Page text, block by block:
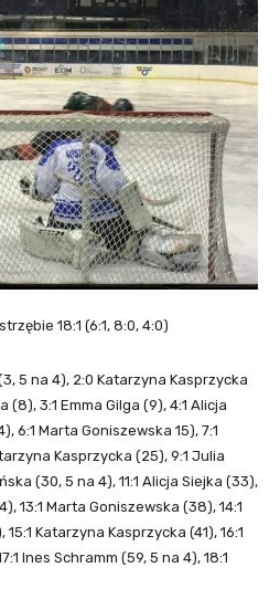
18:1 (6:1, 8:0, 4:0)
5 na 4), 2:0 Katarzyna Kasprzycka
3:1 Emma Gilga (9), 4:1 Alicja
6:1 Marta Goniszewska 15), 7:1
Kasprzycka (25), 9:1 Julia
(30, 5 na 4), 11:1 Alicja Siejka (33),
13:1 Marta Goniszewska (38), 14:1
Katarzyna Kasprzycka (41), 16:1
Ines Schramm (59, 5 na 4), 18:1